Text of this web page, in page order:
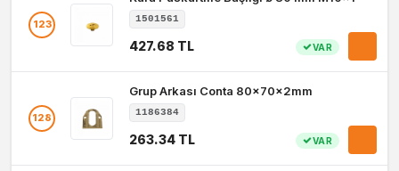
123 1501561
427.68 TL VAR
128
Grup Arkası Conta 80x70x2mm
1186384
263.34 TL VAR